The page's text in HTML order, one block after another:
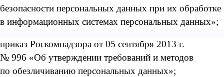
безопасности персональных данных при их обработке
в информационных системах персональных данных»;
приказ Роскомнадзора от 05 сентября 2013 г.
№ 996 «Об утверждении требований и методов
по обезличиванию персональных данных»;